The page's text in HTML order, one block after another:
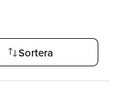
Sortera